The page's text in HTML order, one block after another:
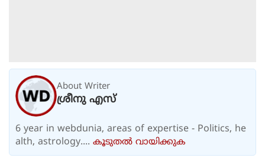
About Writer
ശ്രീനു എസ്
6 year in webdunia, areas of expertise - Politics, he
alth, astrology.... കൂടുതല്‍ വായിക്കുക